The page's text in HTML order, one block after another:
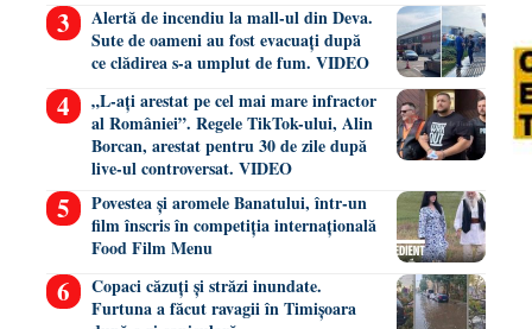
Alertă de incendiu la mall-ul din Deva.
Sute de oameni au fost evacuați după
ce clădirea s-a umplut de fum. VIDEO
„L-ați arestat pe cel mai mare infractor
al României”. Regele TikTok-ului, Alin
Borcan, arestat pentru 30 de zile după
live-ul controversat. VIDEO
Povestea și aromele Banatului, într-un
film înscris în competiția internațională
Food Film Menu
Copaci căzuți și străzi inundate.
Furtuna a făcut ravagii în Timișoara